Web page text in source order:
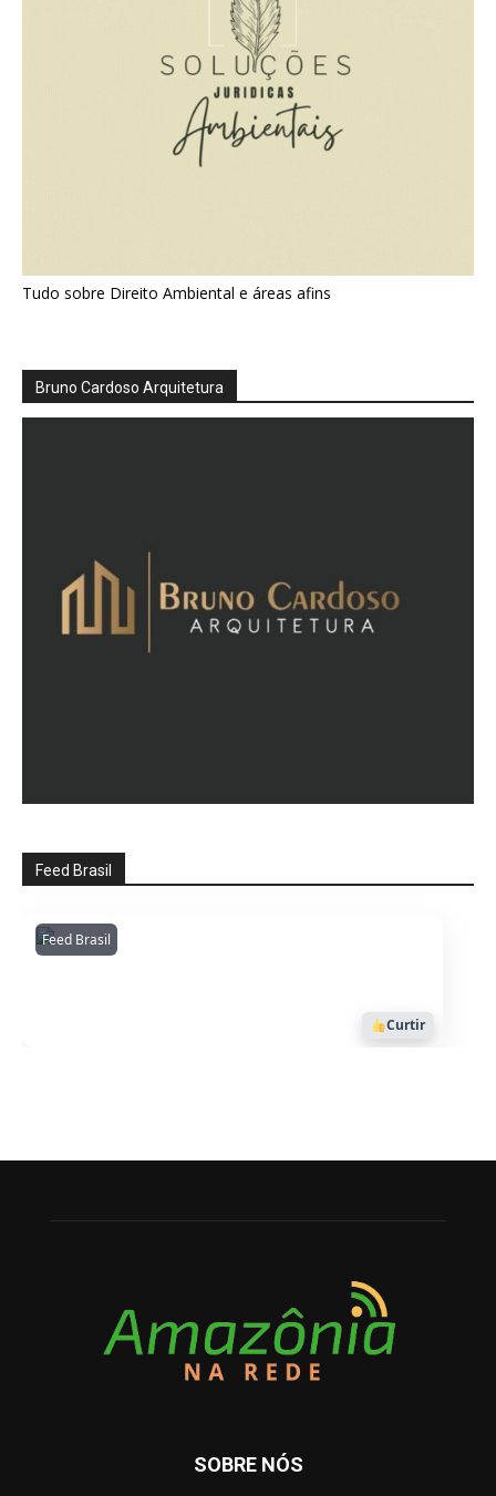
Tudo sobre Direito Ambiental e áreas afins
Bruno Cardoso Arquitetura
Feed Brasil
Feed BrasilAmazonianarede
1053
Curtir
SOBRE NÓS